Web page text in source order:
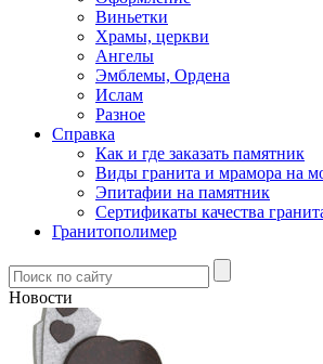
Виньетки
Храмы, церкви
Ангелы
Эмблемы, Ордена
Ислам
Разное
Справка
Как и где заказать памятник
Виды гранита и мрамора на
Эпитафии на памятник
Сертификаты качества
Гранитополимер
Новости